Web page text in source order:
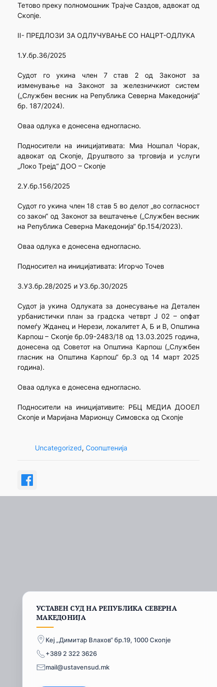
Тетово преку полномошник Трајче Саздов, адвокат од
Скопје.
II- ПРЕДЛОЗИ ЗА ОДЛУЧУВАЊЕ СО НАЦРТ-ОДЛУКА
1.У.бр.36/2025
Судот го укина член 7 став 2 од Законот за
изменување на Законот за железничкиот систем
(„Службен весник на Република Северна Македонија“
бр. 187/2024).
Оваа одлука е донесена едногласно.
Подносители на иницијативата: Миа Ношпал Чорак,
адвокат од Скопје, Друштвото за трговија и услуги
„Локо Трејд“ ДОО – Скопје
2.У.бр.156/2025
Судот го укина член 18 став 5 во делот „во согласност
со закон“ од Законот за вештачење („Службен весник
на Република Северна Македонија“ бр.154/2023).
Оваа одлука е донесена едногласно.
Подносител на иницијативата: Игорчо Точев
3.УЗ.бр.28/2025 и УЗ.бр.30/2025
Судот ја укина Одлуката за донесување на Детален
урбанистички план за градска четврт Ј 02 – опфат
помеѓу Жданец и Нерези, локалитет А, Б и В, Општина
Карпош – Скопје бр.09-2483/18 од 13.03.2025 година,
донесена од Советот на Општина Карпош („Службен
гласник на Општина Карпош“ бр.3 од 14 март 2025
година).
Оваа одлука е донесена едногласно.
Подносители на иницијативите: РБЦ МЕДИА ДООЕЛ
Скопје и Маријана Марионцу Симовска од Скопје
Uncategorized, Соопштенија
УСТАВЕН СУД НА РЕПУБЛИКА СЕВЕРНА
МАКЕДОНИЈА
Кеј „Димитар Влахов“ бр.19, 1000 Скопје
+389 2 322 3626
mail@ustavensud.mk